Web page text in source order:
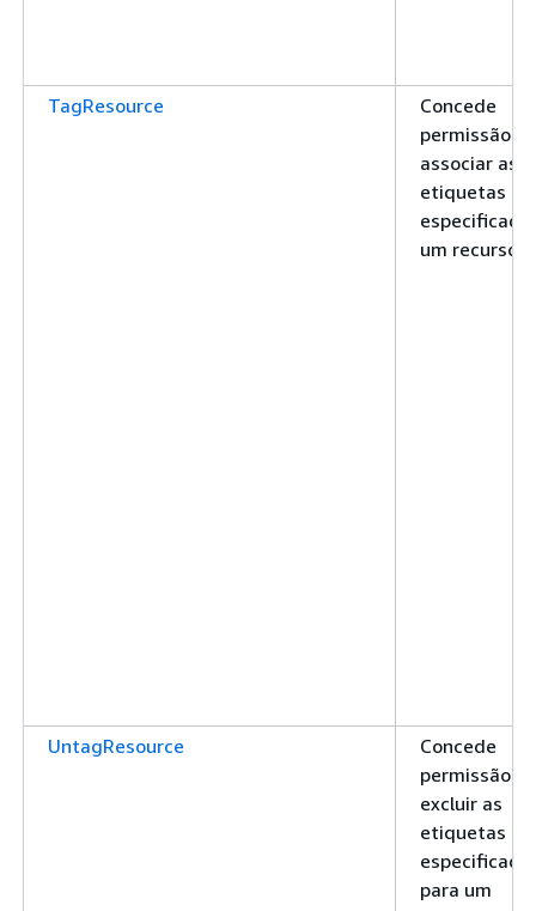
TagResource
Concede
permissão
associar as
etiquetas
um recurso
UntagResource
Concede
permissão
excluir as
etiquetas
para um